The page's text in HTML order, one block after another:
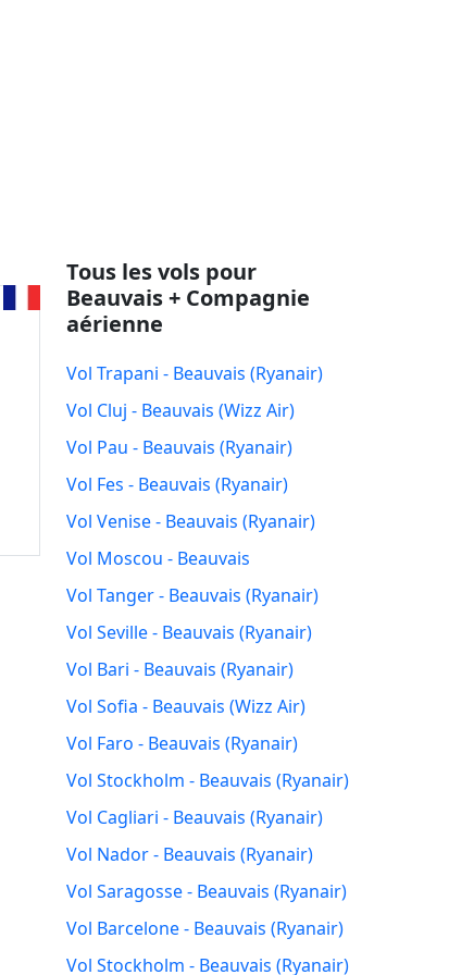
Tous les vols pour
Beauvais + Compagnie
aérienne
Vol Trapani - Beauvais (Ryanair)
Vol Cluj - Beauvais (Wizz Air)
Vol Pau - Beauvais (Ryanair)
Vol Fes - Beauvais (Ryanair)
Vol Venise - Beauvais (Ryanair)
Vol Moscou - Beauvais
Vol Tanger - Beauvais (Ryanair)
Vol Seville - Beauvais (Ryanair)
Vol Bari - Beauvais (Ryanair)
Vol Sofia - Beauvais (Wizz Air)
Vol Faro - Beauvais (Ryanair)
Vol Stockholm - Beauvais (Ryanair)
Vol Cagliari - Beauvais (Ryanair)
Vol Nador - Beauvais (Ryanair)
Vol Saragosse - Beauvais (Ryanair)
Vol Barcelone - Beauvais (Ryanair)
Vol Stockholm - Beauvais (Ryanair)